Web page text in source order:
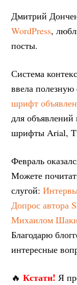
Дмитрий
WordPress,
посты.
Система
ввела
шрифт
для
шрифты Arial,
Февраль
Можете
слугой:
Допрос автора
Михаилом
Благодарю
интересные
🔥Кстати! Я